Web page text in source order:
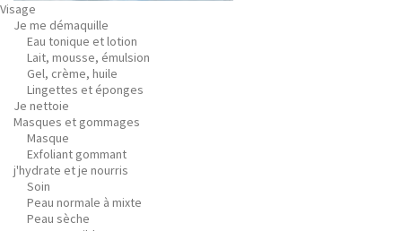
Visage
Je me démaquille
Eau tonique et lotion
Lait, mousse, émulsion
Gel, crème, huile
Lingettes et éponges
Je nettoie
Masques et gommages
Masque
Exfoliant gommant
j'hydrate et je nourris
Soin
Peau normale à mixte
Peau sèche